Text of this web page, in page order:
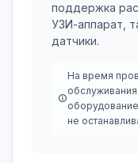
поддержка
УЗИ-аппарат,
датчики.
На время
не